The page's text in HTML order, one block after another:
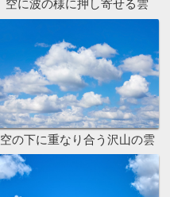
空に波の様に押し寄せる雲
空の下に重なり合う沢山の雲